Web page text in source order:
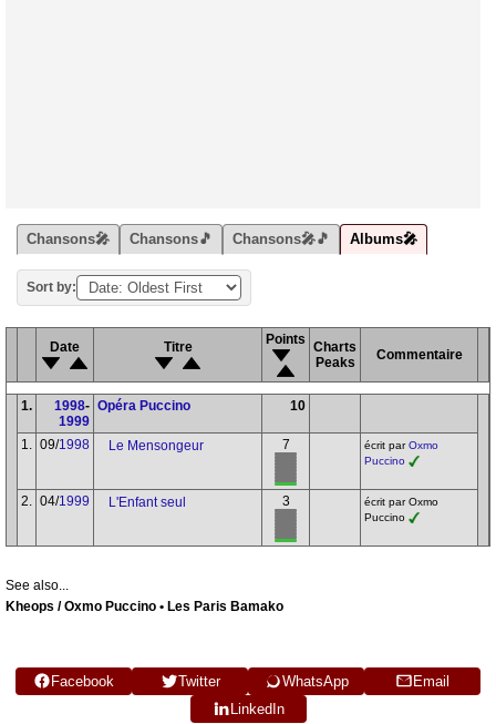
Chansons🎤 Chansons🎵 Chansons🎤🎵 Albums🎤
Sort by:
Date Titre Points Charts
Peaks
Commentaire
1. 1998-
1999
Opéra Puccino 10
1. 09/1998 Le Mensongeur 7 écrit parOxmo
Puccino
2. 04/1999 L'Enfant seul 3
écrit par Oxmo
Puccino
See also...
Kheops / Oxmo Puccino • Les Paris Bamako
Facebook Twitter WhatsApp
Email
LinkedIn